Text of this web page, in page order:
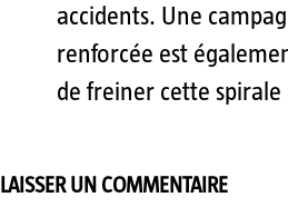
accidents. Une
renforcée est
de freiner cette
LAISSER UN COMMENTAIRE